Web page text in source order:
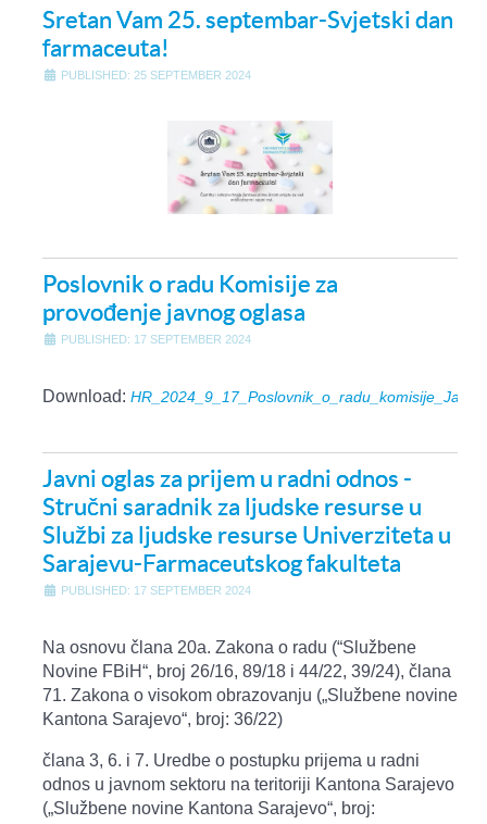
Sretan Vam 25. septembar-Svjetski dan
farmaceuta!
PUBLISHED: 25 SEPTEMBER 2024
Poslovnik o radu Komisije za
provođenje javnog oglasa
PUBLISHED: 17 SEPTEMBER 2024
Download:
Javni oglas za prijem u radni odnos -
Stručni saradnik za ljudske resurse u
Službi za ljudske resurse Univerziteta u
Sarajevu-Farmaceutskog fakulteta
PUBLISHED: 17 SEPTEMBER 2024
Na osnovu člana 20a. Zakona o radu (“Službene
Novine FBiH“, broj 26/16, 89/18 i 44/22, 39/24), člana
71. Zakona o visokom obrazovanju („Službene novine
Kantona Sarajevo“, broj: 36/22)
člana 3, 6. i 7. Uredbe o postupku prijema u radni
odnos u javnom sektoru na teritoriji Kantona Sarajevo
(„Službene novine Kantona Sarajevo“, broj: